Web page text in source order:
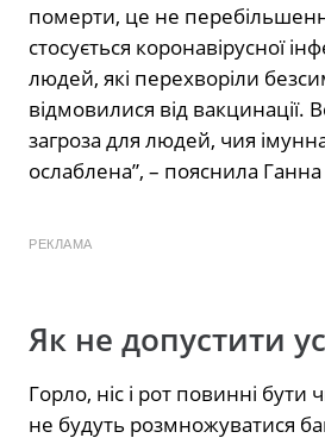
померти, це не
стосується коронавірусної
людей, які перехворіли
відмовилися від вакцинації.
загроза для людей, чия
ослаблена”, – пояснила
РЕКЛАМА
Як не допустити
Горло, ніс і рот повинні бути
не будуть розмножуватися